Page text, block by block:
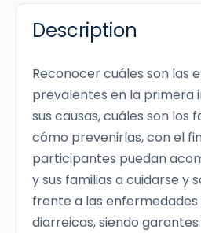
Description
Reconocer cuáles son las
prevalentes en la primera
sus causas, cuáles son los
cómo prevenirlas, con el
participantes puedan
y sus familias a cuidarse y
frente a las
diarreicas, siendo